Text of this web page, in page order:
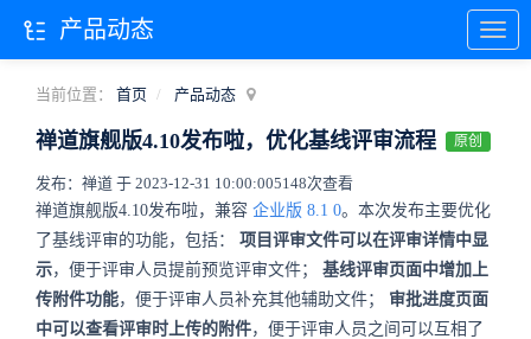
当前位置： 首页 产品动态
禅道旗舰版4.10发布啦，优化基线评审流程 原创
发布：禅道 于 2023-12-31 10:00:005148次查看
禅道旗舰版4.10发布啦，兼容 企业版 8.1 0。本次发布主要优化
了基线评审的功能，包括： 项目评审文件可以在评审详情中显
示，便于评审人员提前预览评审文件； 基线评审页面中增加上
传附件功能，便于评审人员补充其他辅助文件； 审批进度页面
中可以查看评审时上传的附件，便于评审人员之间可以互相了
产品动态